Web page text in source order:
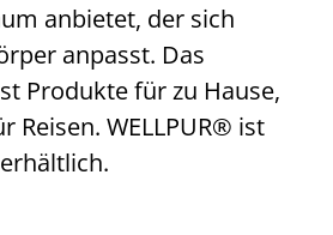
anbietet, der sich
anpasst. Das
Produkte für zu Hause,
Reisen. WELLPUR® ist